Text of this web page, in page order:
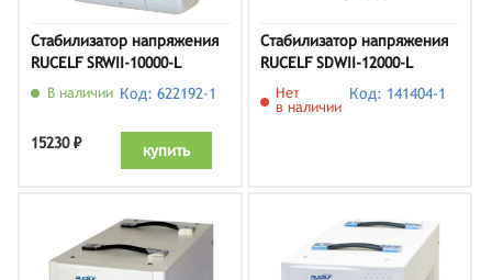
Стабилизатор напряжения
RUCELF SRWII-10000-L
В наличии Код: 622192-1
15230 ₽ купить
Стабилизатор напряжения
RUCELF SDWII-12000-L
Нет
в наличии
Код: 141404-1